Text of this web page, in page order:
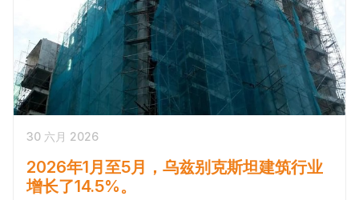
30 六月 2026
2026年1月至5月，乌兹别克斯坦建筑行业
增长了14.5%。